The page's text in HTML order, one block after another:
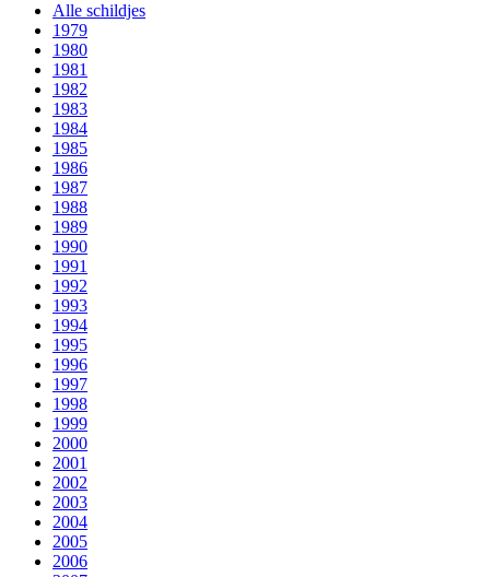
Alle schildjes
1979
1980
1981
1982
1983
1984
1985
1986
1987
1988
1989
1990
1991
1992
1993
1994
1995
1996
1997
1998
1999
2000
2001
2002
2003
2004
2005
2006